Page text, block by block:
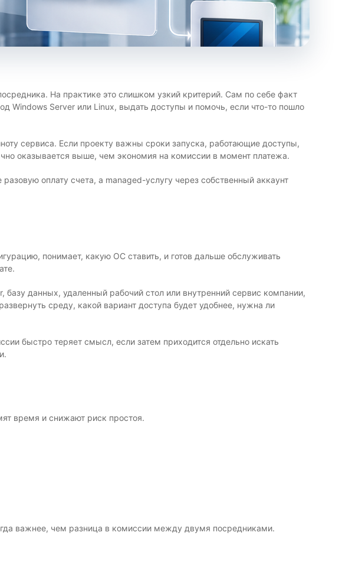
На практике это слишком узкий критерий. Сам по себе факт
Windows Server или Linux, выдать доступы и помочь, если что-то пошло
сервиса. Если проекту важны сроки запуска, работающие доступы,
оказывается выше, чем экономия на комиссии в момент платежа.
оплату счета, а managed-услугу через собственный аккаунт
понимает, какую ОС ставить, и готов дальше обслуживать
базу данных, удаленный рабочий стол или внутренний сервис компании,
среду, какой вариант доступа будет удобнее, нужна ли
быстро теряет смысл, если затем приходится отдельно искать
время и снижают риск простоя.
важнее, чем разница в комиссии между двумя посредниками.